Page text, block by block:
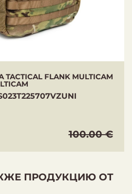
FLANK MULTICAM
100.00 €
ПРОДУКЦИЮ ОТ